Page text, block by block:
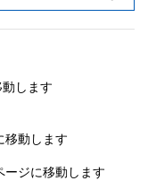
します
移動します
ージに移動します